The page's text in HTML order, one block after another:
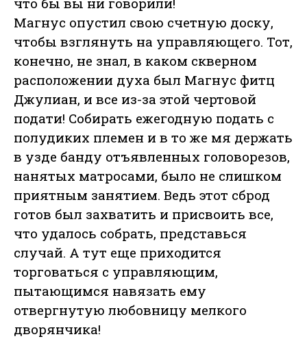
Магнус опустил свою счетную доску,
чтобы взглянуть на управляющего. Тот,
конечно, не знал, в каком скверном
расположении духа был Магнус фитц
Джулиан, и все из-за этой чертовой
подати! Собирать ежегодную подать с
полудиких племен и в то же мя держать
в узде банду отъявленных головорезов,
нанятых матросами, было не слишком
приятным занятием. Ведь этот сброд
готов был захватить и присвоить все,
что удалось собрать, представься
случай. А тут еще приходится
торговаться с управляющим,
пытающимся навязать ему
отвергнутую любовницу мелкого
дворянчика!